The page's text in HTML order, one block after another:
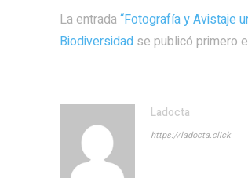
La entrada“Fotografía y Avistaje
Biodiversidad se publicó primero
Ladocta
https://ladocta.click